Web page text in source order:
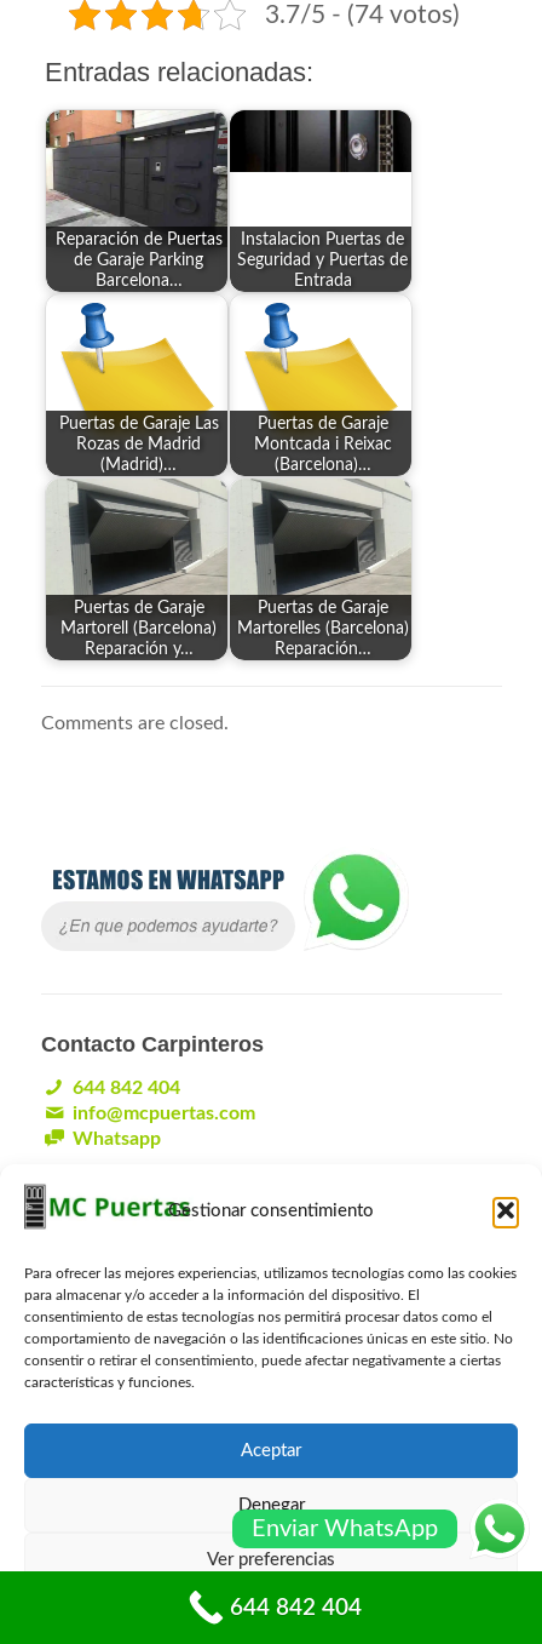
Gestionar consentimiento
Para ofrecer las mejores experiencias, utilizamos tecnologías como las cookies
para almacenar y/o acceder a la información del dispositivo. El
consentimiento de estas tecnologías nos permitirá procesar datos como el
comportamiento de navegación o las identificaciones únicas en este sitio. No
consentir o retirar el consentimiento, puede afectar negativamente a ciertas
características y funciones.
Aceptar
Denegar
Ver preferencias
Política de cookiesPolíticas de privacidad
3.7/5 - (74 votos)
Entradas relacionadas:
Reparación de Puertas
de Garaje Parking
Barcelona…
Instalacion Puertas de
Seguridad y Puertas de
Entrada
Puertas de Garaje Las
Rozas de Madrid
(Madrid)…
Puertas de Garaje
Montcada i Reixac
(Barcelona)…
Puertas de Garaje
Martorell (Barcelona)
Reparación y…
Puertas de Garaje
Martorelles (Barcelona)
Reparación…
Comments are closed.
Contacto Carpinteros
644 842 404
info@mcpuertas.com
Whatsapp
Nombre*
Email*
Enviar WhatsApp
644 842 404